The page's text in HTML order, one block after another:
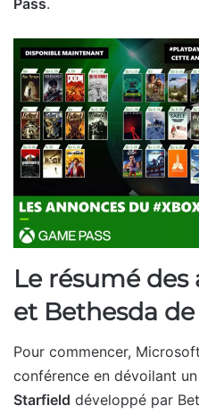
Le résumé des
et Bethesda de
Pour commencer,
conférence en dévoilant
Starfield développé par